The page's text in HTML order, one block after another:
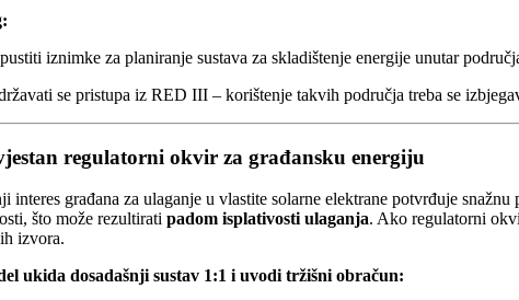
iznimke za planiranje sustava za skladištenje energije unutar
se pristupa iz RED III – korištenje takvih područja treba se
regulatorni okvir za građansku energiju
interes građana za ulaganje u vlastite solarne elektrane potvrđuje
što može rezultirati padom isplativosti ulaganja. Ako regulatorni
izvora.
ukida dosadašnji sustav 1:1 i uvodi tržišni obračun: